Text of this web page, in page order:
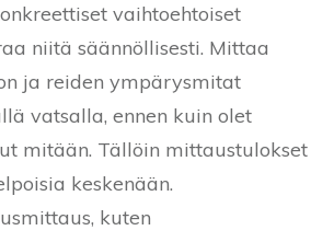
vaihtoehtoiset
niitä säännöllisesti. Mittaa
ja reiden ympärysmitat
vatsalla, ennen kuin olet
mitään. Tällöin mittaustulokset
keskenään.
kuten